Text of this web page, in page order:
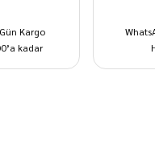
Kargo
kadar